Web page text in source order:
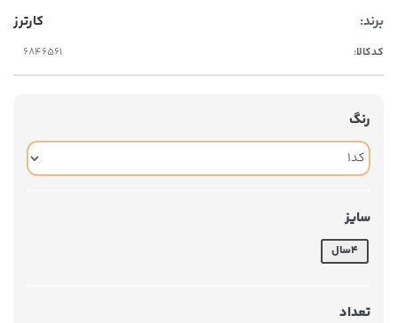
برند:
کارترز
کدکالا:
رنگ
سایز
۴سال
تعداد